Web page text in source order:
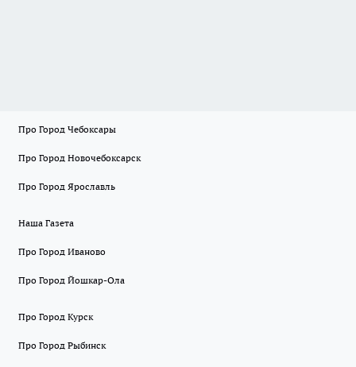
Про Город Чебоксары
Про Город Новочебоксарск
Про Город Ярославль
Наша Газета
Про Город Иваново
Про Город Йошкар-Ола
Про Город Курск
Про Город Рыбинск